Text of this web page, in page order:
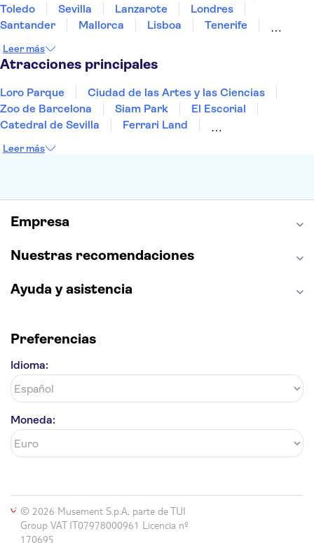
Toledo
Sevilla Lanzarote
Londres
Santander
Mallorca Lisboa
Tenerife
Bilbao
Menorca Granada
Leer más
Atracciones principales
Loro Parque
Ciudad de las Artes y las Ciencias
Zoo de Barcelona
Siam Park
El Escorial
Catedral de Sevilla
Ferrari Land
Montserrat
Parque Warner
Leer más
Empresa
Nuestras recomendaciones
Ayuda y asistencia
Preferencias
Idioma:
Moneda:
© 2026 Musement S.p.A, parte de TUI
Group VAT IT07978000961 Licencia nº
170695